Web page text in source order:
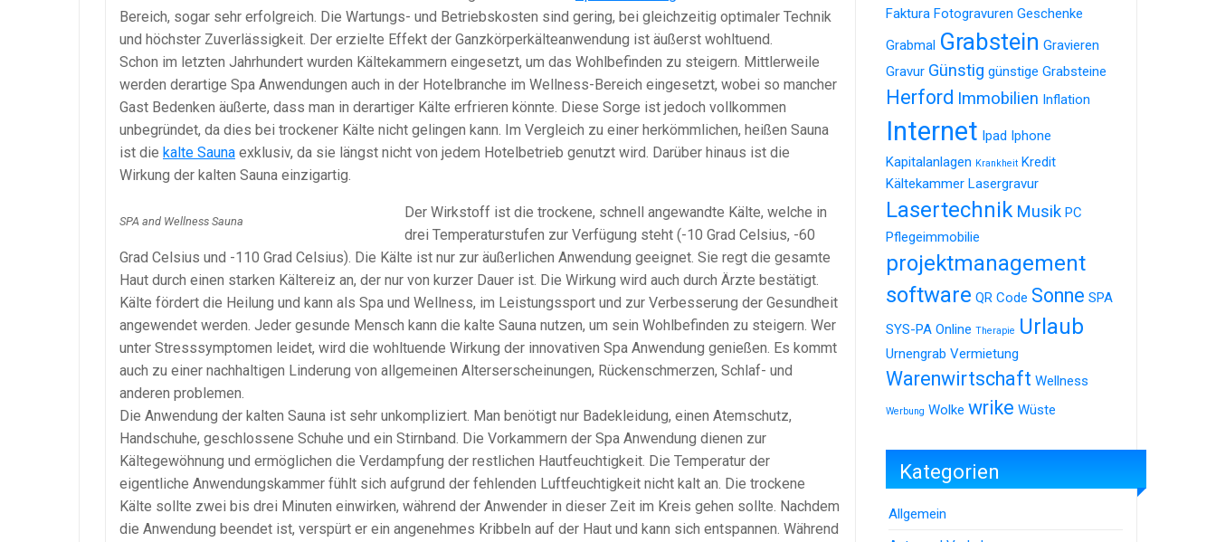
Bereich, sogar sehr erfolgreich. Die Wartungs- und Betriebskosten sind gering, bei gleichzeitig optimaler Technik
und höchster Zuverlässigkeit. Der erzielte Effekt der Ganzkörperkälteanwendung ist äußerst wohltuend.
Schon im letzten Jahrhundert wurden Kältekammern eingesetzt, um das Wohlbefinden zu steigern. Mittlerweile
werden derartige Spa Anwendungen auch in der Hotelbranche im Wellness-Bereich eingesetzt, wobei so mancher
Gast Bedenken äußerte, dass man in derartiger Kälte erfrieren könnte. Diese Sorge ist jedoch vollkommen
unbegründet, da dies bei trockener Kälte nicht gelingen kann. Im Vergleich zu einer herkömmlichen, heißen Sauna
ist die kalte Sauna exklusiv, da sie längst nicht von jedem Hotelbetrieb genutzt wird. Darüber hinaus ist die
Wirkung der kalten Sauna einzigartig.
SPA and Wellness Sauna
Der Wirkstoff ist die trockene, schnell angewandte Kälte, welche in
drei Temperaturstufen zur Verfügung steht (-10 Grad Celsius, -60
Grad Celsius und -110 Grad Celsius). Die Kälte ist nur zur äußerlichen Anwendung geeignet. Sie regt die gesamte
Haut durch einen starken Kältereiz an, der nur von kurzer Dauer ist. Die Wirkung wird auch durch Ärzte bestätigt.
Kälte fördert die Heilung und kann als Spa und Wellness, im Leistungssport und zur Verbesserung der Gesundheit
angewendet werden. Jeder gesunde Mensch kann die kalte Sauna nutzen, um sein Wohlbefinden zu steigern. Wer
unter Stresssymptomen leidet, wird die wohltuende Wirkung der innovativen Spa Anwendung genießen. Es kommt
auch zu einer nachhaltigen Linderung von allgemeinen Alterserscheinungen, Rückenschmerzen, Schlaf- und
anderen problemen.
Die Anwendung der kalten Sauna ist sehr unkompliziert. Man benötigt nur Badekleidung, einen Atemschutz,
Handschuhe, geschlossene Schuhe und ein Stirnband. Die Vorkammern der Spa Anwendung dienen zur
Kältegewöhnung und ermöglichen die Verdampfung der restlichen Hautfeuchtigkeit. Die Temperatur der
eigentliche Anwendungskammer fühlt sich aufgrund der fehlenden Luftfeuchtigkeit nicht kalt an. Die trockene
Kälte sollte zwei bis drei Minuten einwirken, während der Anwender in dieser Zeit im Kreis gehen sollte. Nachdem
die Anwendung beendet ist, verspürt er ein angenehmes Kribbeln auf der Haut und kann sich entspannen. Während
Faktura Fotogravuren Geschenke
Grabmal Grabstein Gravieren
Gravur Günstig günstige Grabsteine
Herford Immobilien Inflation
Internet Ipad Iphone
Kapitalanlagen Krankheit Kredit
Kältekammer Lasergravur
Lasertechnik Musik PC
Pflegeimmobilie
projektmanagement
software QR Code Sonne SPA
SYS-PA Online Therapie Urlaub
Urnengrab Vermietung
Warenwirtschaft Wellness
Werbung Wolke wrike Wüste
Kategorien
Allgemein